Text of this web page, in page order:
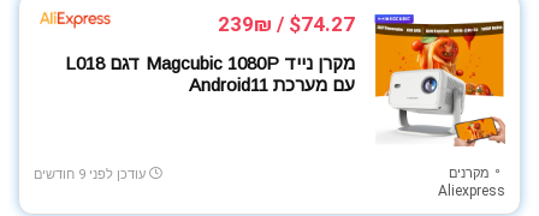
מצלמות אבטחה
מצלמות ואביזרים
מצלמות רכב
מקרנים
משחקי קופסה ובנייה
נעלי ספורט
סוללות
$74.27 / 239₪
מקרן נייד Magcubic 1080P דגם L018
עם מערכת Android11
מקרנים
Aliexpress
עודכן לפני 9 חודשים